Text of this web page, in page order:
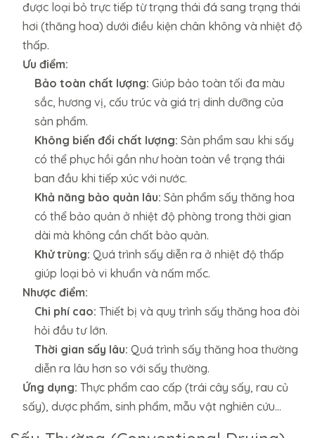
được loại bỏ trực tiếp từ trạng thái đá sang trạng thái
hơi (thăng hoa) dưới điều kiện chân không và nhiệt độ
thấp.
Ưu điểm:
Bảo toàn chất lượng: Giúp bảo toàn tối đa màu
sắc, hương vị, cấu trúc và giá trị dinh dưỡng của
sản phẩm.
Không biến đổi chất lượng: Sản phẩm sau khi sấy
có thể phục hồi gần như hoàn toàn về trạng thái
ban đầu khi tiếp xúc với nước.
Khả năng bảo quản lâu: Sản phẩm sấy thăng hoa
có thể bảo quản ở nhiệt độ phòng trong thời gian
dài mà không cần chất bảo quản.
Khử trùng: Quá trình sấy diễn ra ở nhiệt độ thấp
giúp loại bỏ vi khuẩn và nấm mốc.
Nhược điểm:
Chi phí cao: Thiết bị và quy trình sấy thăng hoa đòi
hỏi đầu tư lớn.
Thời gian sấy lâu: Quá trình sấy thăng hoa thường
diễn ra lâu hơn so với sấy thường.
Ứng dụng: Thực phẩm cao cấp (trái cây sấy, rau củ
sấy), dược phẩm, sinh phẩm, mẫu vật nghiên cứu…